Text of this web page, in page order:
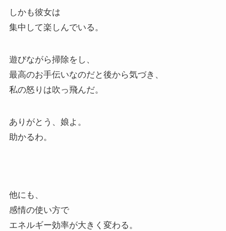
しかも彼女は
集中して楽しんでいる。
遊びながら掃除をし、
最高のお手伝いなのだと後から気づき、
私の怒りは吹っ飛んだ。
ありがとう、娘よ。
助かるわ。
他にも、
感情の使い方で
エネルギー効率が大きく変わる。